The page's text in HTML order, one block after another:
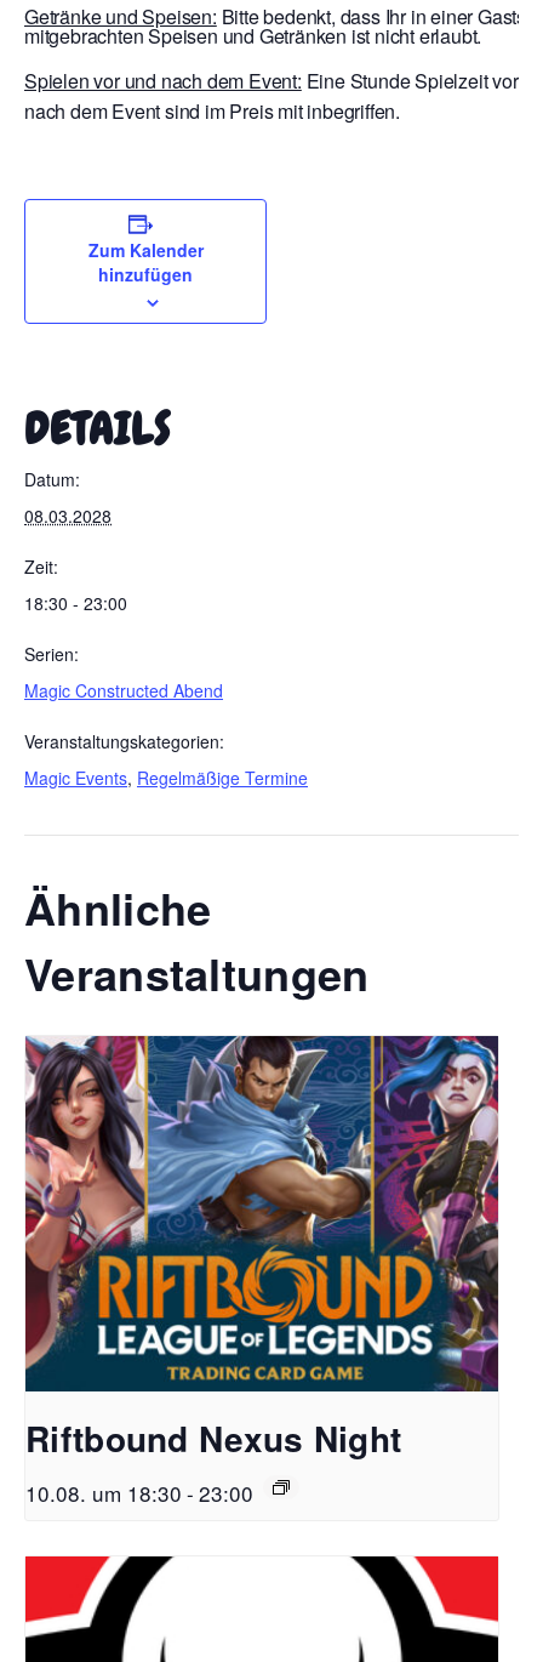
Getränke und Speisen: Bitte bedenkt, dass Ihr in einer
mitgebrachten Speisen und Getränken ist nicht erlaubt.
Spielen vor und nach dem Event: Eine Stunde Spielzeit vor
nach dem Event sind im Preis mit inbegriffen.
Zum Kalender
hinzufügen
DETAILS
Datum:
08.03.2028
Zeit:
18:30 - 23:00
Serien:
Magic Constructed Abend
Veranstaltungskategorien:
Magic Events, Regelmäßige Termine
Ähnliche
Veranstaltungen
Riftbound Nexus Night
10.08. um 18:30 - 23:00